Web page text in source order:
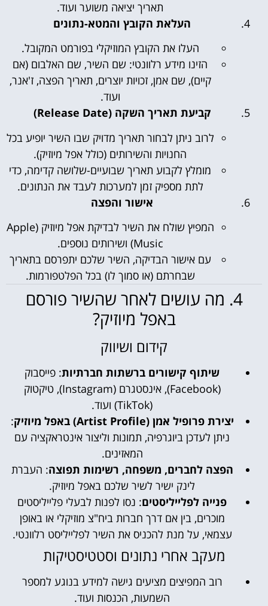
תאריך יציאה משוער ועוד.
העלאת הקובץ והמטא-נתונים
העלו את הקובץ המוזיקלי בפורמט המקובל.
הזינו מידע רלוונטי: שם השיר, שם האלבום (אם
קיים), שם אמן, זכויות יוצרים, תאריך הפצה, ז'אנר,
ועוד.
קביעת תאריך השקה (Release Date)
לרוב ניתן לבחור תאריך מדויק שבו השיר יופיע בכל
החנויות והשירותים (כולל אפל מיוזיק).
מומלץ לקבוע תאריך שבועיים-שלושה קדימה, כדי
לתת מספיק זמן למערכות לעבד את הנתונים.
אישור והפצה
המפיץ שולח את השיר לבדיקת אפל מיוזיק (Apple
Music) ושירותים נוספים.
עם אישור הבדיקה, השיר שלכם יתפרסם בתאריך
שבחרתם (או סמוך לו) בכל הפלטפורמות.
4. מה עושים לאחר שהשיר פורסם
באפל מיוזיק?
קידום ושיווק
שיתוף קישורים ברשתות חברתיות: פייסבוק
(Facebook), אינסטגרם (Instagram), טיקטוק
(TikTok) ועוד.
יצירת פרופיל אמן (Artist Profile) באפל מיוזיק
:
ניתן לעדכן ביוגרפיה, תמונות וליצור אינטראקציה עם
המאזינים.
הפצה לחברים, משפחה, רשימות תפוצה: העברת
לינק ישיר לשיר שלכם באפל מיוזיק.
פנייה לפלייליסטים: נסו לפנות לבעלי פלייליסטים
מוכרים, בין אם דרך חברות ביח"צ מוזיקלי או באופן
עצמאי, על מנת להכניס את השיר לפלייליסט רלוונטי.
מעקב אחרי נתונים וסטטיסטיקות
רוב המפיצים מציעים גישה למידע בנוגע למספר
השמעות, הכנסות ועוד.